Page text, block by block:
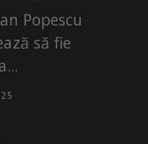
Popescu
să fie